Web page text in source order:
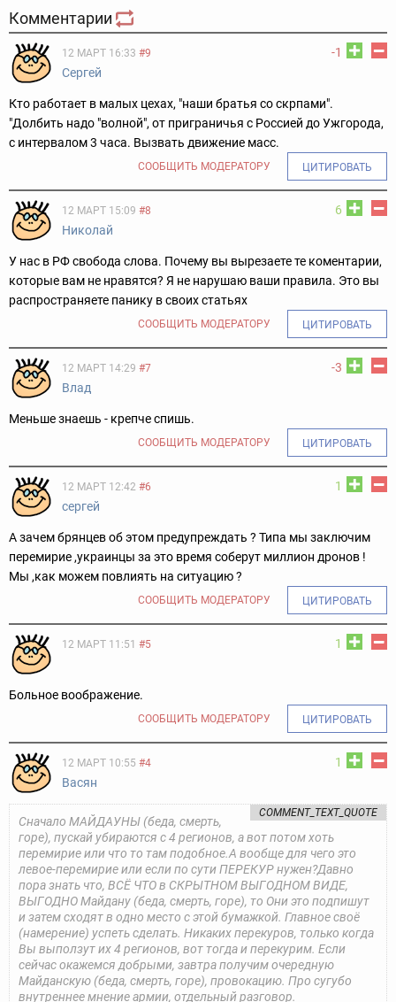
Комментарии
-1
12 МАРТ 16:33 #9
Сергей
Кто работает в малых цехах, "наши братья со скрпами".
"Долбить надо "волной", от приграничья с Россией до Ужгорода,
с интервалом 3 часа. Вызвать движение масс.
СООБЩИТЬ МОДЕРАТОРУ ЦИТИРОВАТЬ
6
12 МАРТ 15:09 #8
Николай
У нас в РФ свобода слова. Почему вы вырезаете те коментарии,
которые вам не нравятся? Я не нарушаю ваши правила. Это вы
распространяете панику в своих статьях
СООБЩИТЬ МОДЕРАТОРУ ЦИТИРОВАТЬ
-3
12 МАРТ 14:29 #7
Влад
Меньше знаешь - крепче спишь.
СООБЩИТЬ МОДЕРАТОРУ ЦИТИРОВАТЬ
1
12 МАРТ 12:42 #6
сергей
А зачем брянцев об этом предупреждать ? Типа мы заключим
перемирие ,украинцы за это время соберут миллион дронов !
Мы ,как можем повлиять на ситуацию ?
СООБЩИТЬ МОДЕРАТОРУ ЦИТИРОВАТЬ
1
12 МАРТ 11:51 #5
Больное воображение.
СООБЩИТЬ МОДЕРАТОРУ ЦИТИРОВАТЬ
1
12 МАРТ 10:55 #4
Васян
COMMENT_TEXT_QUOTE
Сначало МАЙДАУНЫ (беда, смерть,
горе), пускай убираются с 4 регионов, а вот потом хоть
перемирие или что то там подобное.А вообще для чего это
левое-перемирие или если по сути ПЕРЕКУР нужен?Давно
пора знать что, ВСЁ ЧТО в СКРЫТНОМ ВЫГОДНОМ ВИДЕ,
ВЫГОДНО Майдану (беда, смерть, горе), то Они это подпишут
и затем сходят в одно место с этой бумажкой. Главное своё
(намерение) успеть сделать. Никаких перекуров, только когда
Вы выползут их 4 регионов, вот тогда и перекурим. Если
сейчас окажемся добрыми, завтра получим очередную
Майданскую (беда, смерть, горе), провокацию. Про сугубо
внутреннее мнение армии, отдельный разговор.